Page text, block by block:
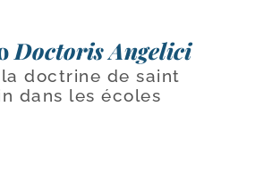
Doctoris Angelici
la doctrine de saint
dans les écoles